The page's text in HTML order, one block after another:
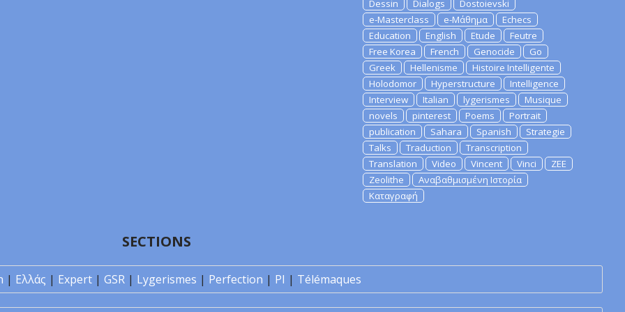
Dessin
Dialogs
Dostoievski
e-Masterclass
e-Μάθημα
Echecs
Education
English Etude
Feutre
Free Korea
French Genocide
Go
Greek
Hellenisme
Histoire Intelligente
Holodomor
Hyperstructure
Intelligence
Interview
Italian lygerismes
Musique
novels
pinterest Poems
Portrait
publication
Sahara Spanish
Strategie
Talks
Traduction
Transcription
Translation
Video Vincent Vinci
ZEE
Zeolithe
Αναβαθμισμένη Ιστορία
Καταγραφή
SECTIONS
| Ελλάς | Expert | GSR | Lygerismes | Perfection | PI | Télémaques